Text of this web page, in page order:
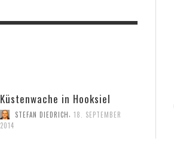
Küstenwache in Hooksiel
STEFAN DIEDRICH, 18. SEPTEMBER
2014